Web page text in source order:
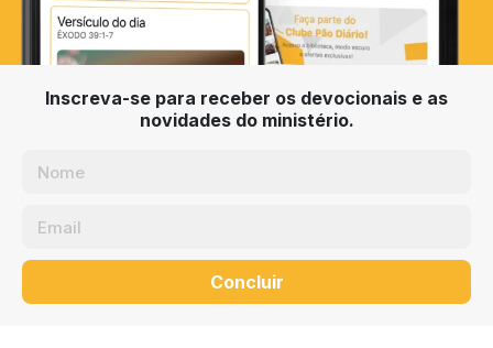
Inscreva-se para receber os devocionais e as
novidades do ministério.
Concluir